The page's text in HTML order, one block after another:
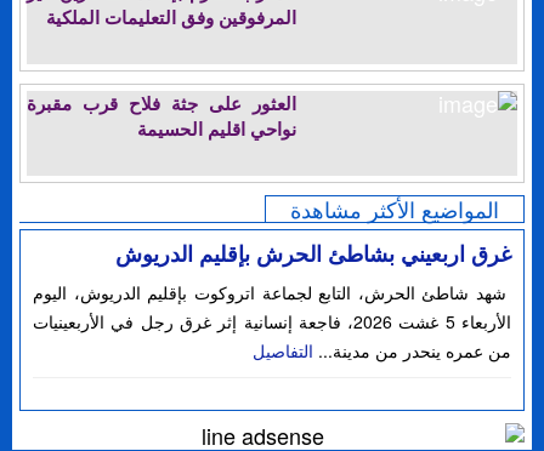
المرفوقين وفق التعليمات الملكية
العثور على جثة فلاح قرب مقبرة
نواحي اقليم الحسيمة
المواضيع الأكثر مشاهدة
غرق اربعيني بشاطئ الحرش بإقليم الدريوش
شهد شاطئ الحرش، التابع لجماعة اتروكوت بإقليم الدريوش، اليوم
الأربعاء 5 غشت 2026، فاجعة إنسانية إثر غرق رجل في الأربعينيات
من عمره ينحدر من مدينة... التفاصيل